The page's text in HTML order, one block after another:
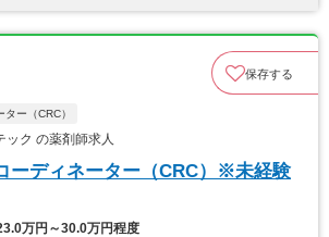
保存する
ー（CRC）
ク の薬剤師求人
ーディネーター（CRC）※未経験
万円～30.0万円程度